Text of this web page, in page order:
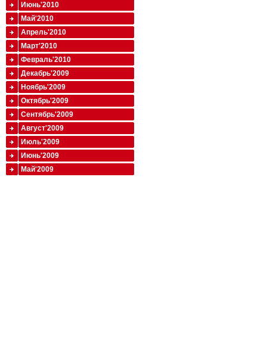
Июнь'2010
Май'2010
Апрель'2010
Март'2010
Февраль'2010
Декабрь'2009
Ноябрь'2009
Октябрь'2009
Сентябрь'2009
Август'2009
Июль'2009
Июнь'2009
Май'2009